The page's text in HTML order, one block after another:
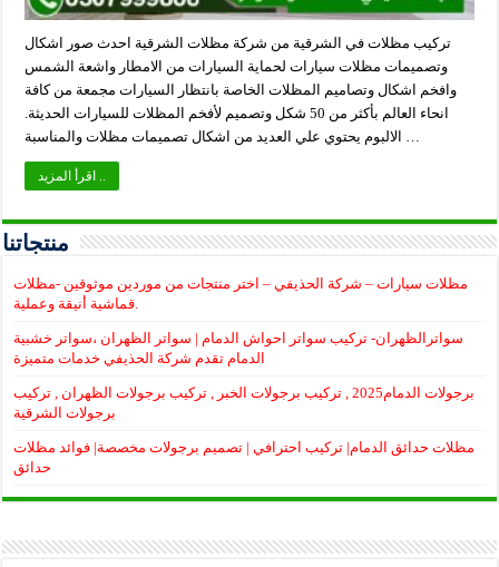
تركيب مظلات في الشرقية من شركة مظلات الشرقية احدث صور اشكال
وتصميمات مظلات سيارات لحماية السيارات من الامطار واشعة الشمس
وافخم اشكال وتصاميم المظلات الخاصة بانتظار السيارات مجمعة من كافة
انحاء العالم بأكثر من 50 شكل وتصميم لأفخم المظلات للسيارات الحديثة.
منتجاتنا
مظلات سيارات – شركة الحذيفي – اختر منتجات من موردين موثوقين -مظلات
سواترالظهران- تركيب سواتر احواش الدمام | سواتر الظهران ،سواتر خشبية
الدمام تقدم شركة الحذيفي خدمات متميزة
برجولات الدمام2025 , تركيب برجولات الخبر , تركيب برجولات الظهران , تركيب
برجولات الشرقية
مظلات حدائق الدمام| تركيب احترافي | تصميم برجولات مخصصة| فوائد مظلات
حدائق